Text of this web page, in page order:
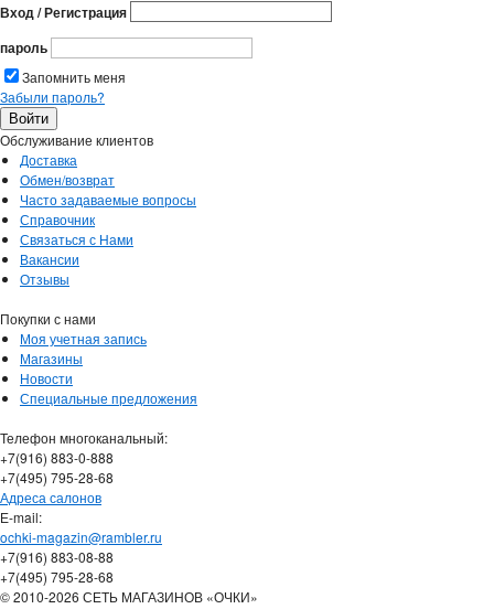
Вход / Регистрация
пароль
Запомнить меня
Забыли пароль?
Обслуживание клиентов
Доставка
Обмен/возврат
Часто задаваемые вопросы
Справочник
Связаться с Нами
Вакансии
Отзывы
Покупки с нами
Моя учетная запись
Магазины
Новости
Специальные предложения
Телефон многоканальный:
+7(916) 883-0-888
+7(495) 795-28-68
Адреса салонов
Е-mail:
ochki-magazin@rambler.ru
+7(916) 883-08-88
+7(495) 795-28-68
© 2010-2026 СЕТЬ МАГАЗИНОВ «ОЧКИ»